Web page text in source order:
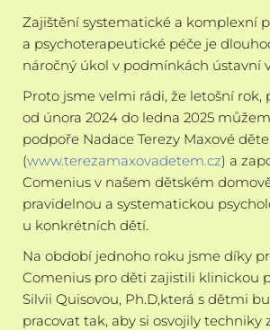
Zajištění systematické a komplexní
a psychoterapeutické péče je
náročný úkol v podmínkách ústavní
Proto jsme velmi rádi, že letošní rok,
od února 2024 do ledna 2025
podpoře Nadace Terezy Maxové
(www.terezamaxovadetem.cz) a
Comenius v našem dětském
pravidelnou a systematickou
u konkrétních dětí.
Na období jednoho roku jsme díky
Comenius pro děti zajistili klinickou
Silvii Quisovou, Ph.D,která s dětmi
pracovat tak, aby si osvojily techniky